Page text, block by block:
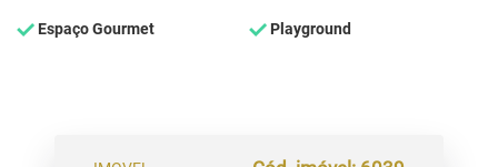
Espaço Gourmet Playground